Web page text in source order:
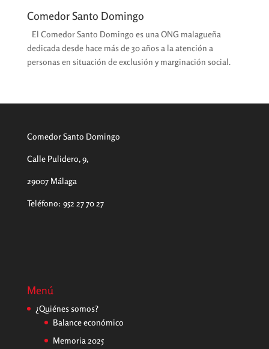
Comedor Santo Domingo
El Comedor Santo Domingo es una ONG malagueña
dedicada desde hace más de 30 años a la atención a
personas en situación de exclusión y marginación social.
Comedor Santo Domingo
Calle Pulidero, 9,
29007 Málaga
Teléfono: 952 27 70 27
Menú
¿Quiénes somos?
Balance económico
Memoria 2025